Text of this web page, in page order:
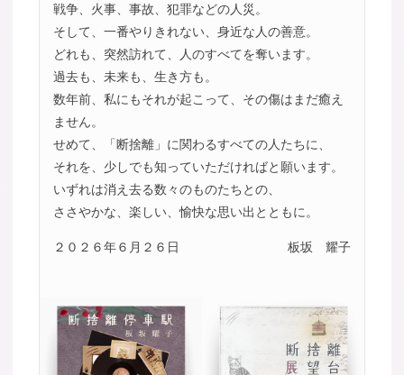
戦争、火事、事故、犯罪などの人災。
そして、一番やりきれない、身近な人の善意。
どれも、突然訪れて、人のすべてを奪います。
過去も、未来も、生き方も。
数年前、私にもそれが起こって、その傷はまだ癒え
ません。
せめて、「断捨離」に関わるすべての人たちに、
それを、少しでも知っていただければと願います。
いずれは消え去る数々のものたちとの、
ささやかな、楽しい、愉快な思い出とともに。
２０２６年６月２６日 板坂 耀子